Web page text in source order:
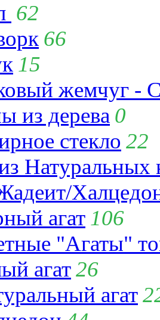
62
66
15
жемчуг -
из дерева 0
стекло 22
Натуральных
агат 106
"Агаты"
агат26
агат